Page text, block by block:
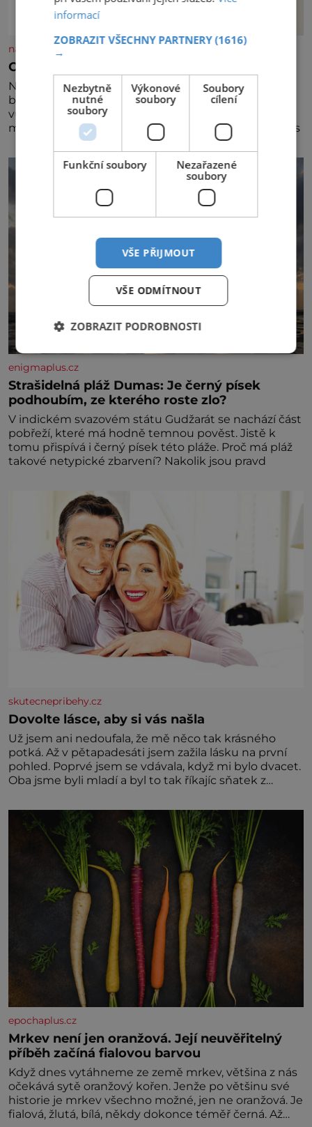
nasehvezdy.cz
Osamělá herečka Syslová všechno vzdala?
Nedávno se povídalo, že má Dana Syslová (80)
blízkého přítele, který je jí oporou. Ale je to ještě
vůbec pravda? V posledních dnech čím dál častěji
mluví o svém odchodu. Dohnala ji snad samota? Půs
enigmaplus.cz
Strašidelná pláž Dumas: Je černý písek
podhoubím, ze kterého roste zlo?
V indickém svazovém státu Gudžarát se nachází část
pobřeží, které má hodně temnou pověst. Jistě k
tomu přispívá i černý písek této pláže. Proč má pláž
takové netypické zbarvení? Nakolik jsou pravd
skutecnepribehy.cz
Dovolte lásce, aby si vás našla
Už jsem ani nedoufala, že mě něco tak krásného
potká. Až v pětapadesáti jsem zažila lásku na první
pohled. Poprvé jsem se vdávala, když mi bylo dvacet.
Oba jsme byli mladí a byl to tak říkajíc sňatek z
zaopatřený mladý muž. Manželství nám oběma moc
nesvědčilo, brzy jsme zjistili, že
epochaplus.cz
Mrkev není jen oranžová. Její neuvěřitelný
příběh začíná fialovou barvou
Když dnes vytáhneme ze země mrkev, většina z nás
očekává sytě oranžový kořen. Jenže po většinu své
historie je mrkev všechno možné, jen ne oranžová. Je
fialová, žlutá, bílá, někdy dokonce téměř černá. Až
informací
ZOBRAZIT VŠECHNY PARTNERY(1616)
→
Nezbytně
nutné
soubory
Výkonové
soubory
Soubory
cílení
Funkční soubory
Nezařazené
soubory
VŠE PŘIJMOUT
VŠE ODMÍTNOUT
ZOBRAZIT PODROBNOSTI